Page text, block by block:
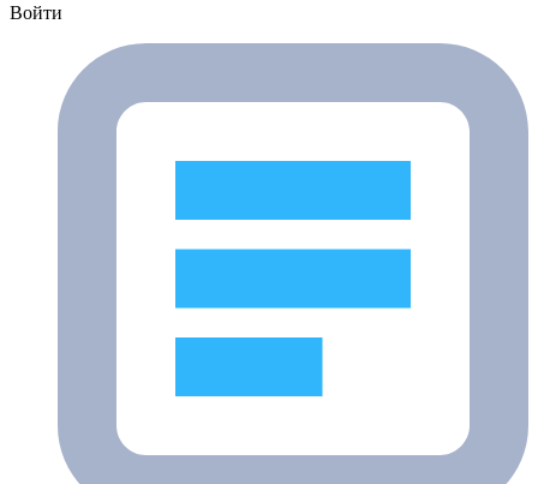
Войти